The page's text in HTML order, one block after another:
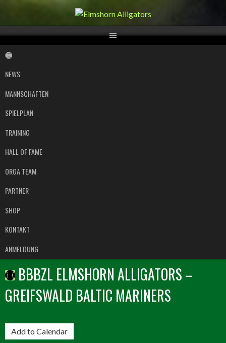
Inhalt
NEWS
MANNSCHAFTEN
SPIELPLAN
TRAINING
HALL OF FAME
ORGA TEAM
PARTNER
SHOP
KONTAKT
ANMELDUNG
BBBZL ELMSHORN ALLIGATORS –
GREIFSWALD BALTIC MARINERS
BBBZL
Elmshorn
Add to Calendar